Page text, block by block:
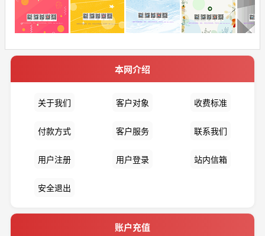
本网介绍
关于我们 客户对象 收费标准
付款方式 客户服务 联系我们
用户注册 用户登录 站内信箱
安全退出
账户充值